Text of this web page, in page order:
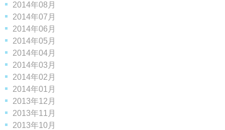
2014年08月
2014年07月
2014年06月
2014年05月
2014年04月
2014年03月
2014年02月
2014年01月
2013年12月
2013年11月
2013年10月